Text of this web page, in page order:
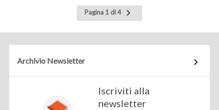
Pagina 1 di 4
Pagina
successiva
Archivio Newsletter
Iscriviti alla
newsletter